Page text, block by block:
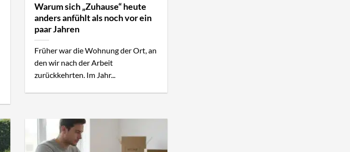
Warum sich „Zuhause“ heute
anders anfühlt als noch vor ein
paar Jahren
Früher war die Wohnung der Ort, an
den wir nach der Arbeit
zurückkehrten. Im Jahr...